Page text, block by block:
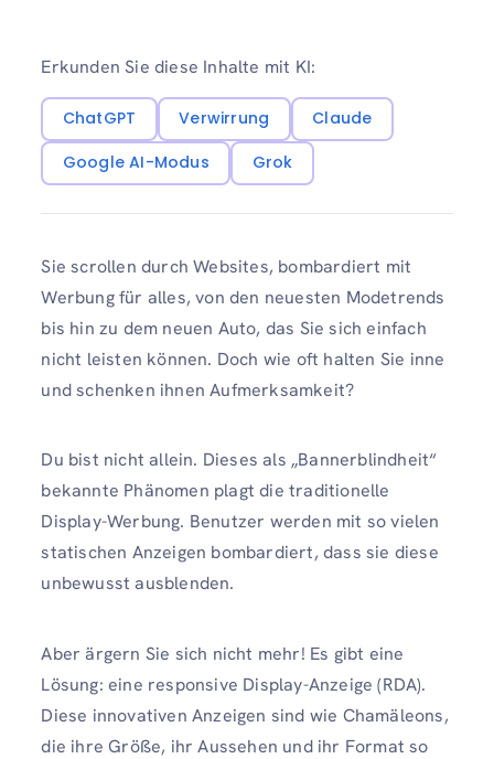
Erkunden Sie diese Inhalte mit KI:
ChatGPT Verwirrung
Claude
Google AI-Modus
Grok
Sie scrollen durch Websites, bombardiert mit
Werbung für alles, von den neuesten Modetrends
bis hin zu dem neuen Auto, das Sie sich einfach
nicht leisten können. Doch wie oft halten Sie inne
und schenken ihnen Aufmerksamkeit?
Du bist nicht allein. Dieses als „Bannerblindheit“
bekannte Phänomen plagt die traditionelle
Display-Werbung. Benutzer werden mit so vielen
statischen Anzeigen bombardiert, dass sie diese
unbewusst ausblenden.
Aber ärgern Sie sich nicht mehr! Es gibt eine
Lösung: eine responsive Display-Anzeige (RDA).
Diese innovativen Anzeigen sind wie Chamäleons,
die ihre Größe, ihr Aussehen und ihr Format so